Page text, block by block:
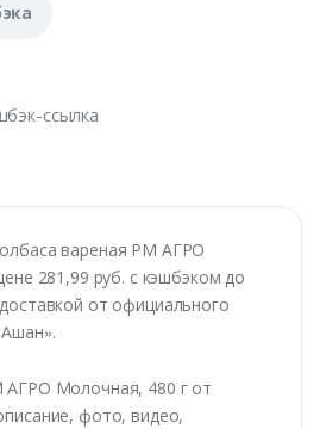
ссылка
вареная РМ АГРО
281,99 руб. с кэшбэком до
от официального
Ашан».
АГРО Молочная, 480 г от
фото, видео,